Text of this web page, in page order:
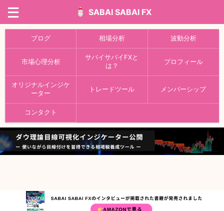
SABAI SABAI FX
ブログ 相場分析 波動分析
市場心理分析
サバイサバイFXと
は？
プロフィール
オリジナルインジケ
ーター
トレードツール メンバーシップ
コンタクト